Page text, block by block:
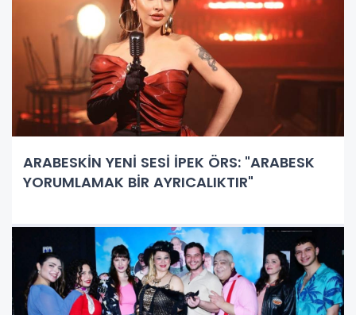
ARABESKİN YENİ SESİ İPEK ÖRS: "ARABESK
YORUMLAMAK BİR AYRICALIKTIR"